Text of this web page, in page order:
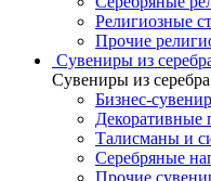
Религиозные
Прочие
Сувениры из
Сувениры из серебра
Бизнес-
Декоративные
Талисманы и
Серебряные
Прочие